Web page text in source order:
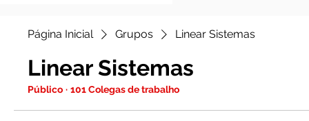
Página Inicial Grupos Linear Sistemas
Linear Sistemas
Público · 101 Colegas de trabalho